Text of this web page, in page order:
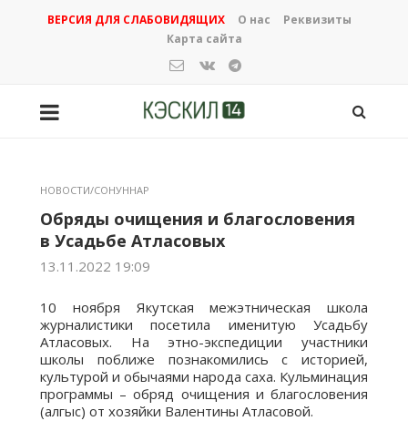
ВЕРСИЯ ДЛЯ СЛАБОВИДЯЩИХ О нас
Реквизиты
Карта сайта
НОВОСТИ/СОНУННАР
Обряды очищения и благословения
в Усадьбе Атласовых
13.11.2022 19:09
10 ноября Якутская межэтническая школа
журналистики посетила именитую Усадьбу
Атласовых. На этно-экспедиции участники
школы поближе познакомились с историей,
культурой и обычаями народа саха. Кульминация
программы – обряд очищения и благословения
(алгыс) от хозяйки Валентины Атласовой.